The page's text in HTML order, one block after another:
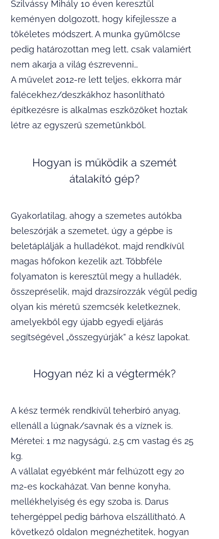
Szilvássy Mihály 10 éven keresztül
keményen dolgozott, hogy kifejlessze a
tökéletes módszert. A munka gyümölcse
pedig határozottan meg lett, csak valamiért
nem akarja a világ észrevenni…
A művelet 2012-re lett teljes, ekkorra már
falécekhez/deszkákhoz hasonlítható
építkezésre is alkalmas eszközöket hoztak
létre az egyszerű szemetünkből.
Hogyan is működik a szemét
átalakító gép?
Gyakorlatilag, ahogy a szemetes autókba
beleszórják a szemetet, úgy a gépbe is
beletáplálják a hulladékot, majd rendkívül
magas hőfokon kezelik azt. Többféle
folyamaton is keresztül megy a hulladék,
összepréselik, majd drazsírozzák végül pedig
olyan kis méretű szemcsék keletkeznek,
amelyekből egy újabb egyedi eljárás
segítségével „összegyúrják” a kész lapokat.
Hogyan néz ki a végtermék?
A kész termék rendkívül teherbíró anyag,
ellenáll a lúgnak/savnak és a víznek is.
Méretei: 1 m2 nagyságú, 2,5 cm vastag és 25
kg.
A vállalat egyébként már felhúzott egy 20
m2-es kockaházat. Van benne konyha,
mellékhelyiség és egy szoba is. Darus
tehergéppel pedig bárhova elszállítható. A
következő oldalon megnézhetitek, hogyan